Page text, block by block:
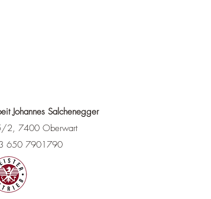
Johannes Salchenegger
2, 7400 Oberwart
650 7901790